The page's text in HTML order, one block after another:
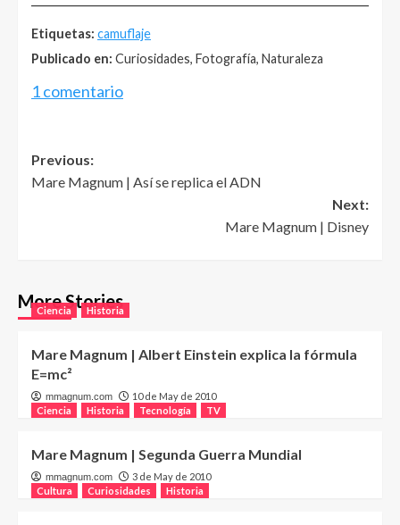
Etiquetas: camuflaje
Publicado en: Curiosidades, Fotografía, Naturaleza
1 comentario
Post
navigation
Previous:
Mare Magnum | Así se replica el ADN
Next:
Mare Magnum | Disney
More Stories
Ciencia Historia
Mare Magnum | Albert Einstein explica la fórmula
E=mc²
mmagnum.com
10 de May de 2010
Ciencia
Historia Tecnología TV
Mare Magnum | Segunda Guerra Mundial
mmagnum.com
3 de May de 2010
Cultura
Curiosidades Historia